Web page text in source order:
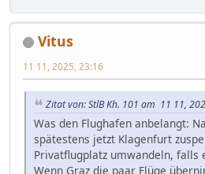
Vitus
11 11, 2025, 23:16
Zitat von: StlB Kh. 101 am 11 11,
Was den Flughafen anbelangt:
spätestens jetzt Klagenfurt
Privatflugplatz umwandeln, falls
Wenn Graz die paar Flüge